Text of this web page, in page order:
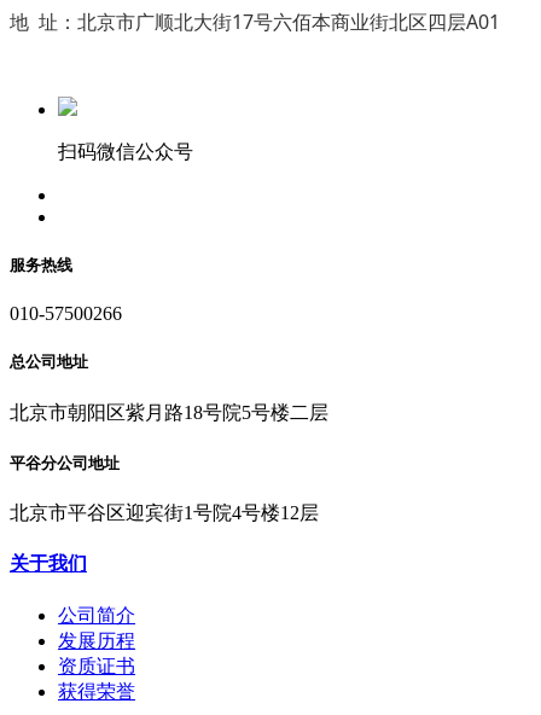
地 址：北京市广顺北大街17号六佰本商业街北区四层A01
扫码微信公众号
服务热线
010-57500266
总公司地址
北京市朝阳区紫月路18号院5号楼二层
平谷分公司地址
北京市平谷区迎宾街1号院4号楼12层
关于我们
公司简介
发展历程
资质证书
获得荣誉